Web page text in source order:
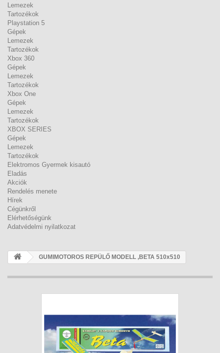
Lemezek
Tartozékok
Playstation 5
Gépek
Lemezek
Tartozékok
Xbox 360
Gépek
Lemezek
Tartozékok
Xbox One
Gépek
Lemezek
Tartozékok
XBOX SERIES
Gépek
Lemezek
Tartozékok
Elektromos Gyermek kisautó
Eladás
Akciók
Rendelés menete
Hírek
Cégünkről
Elérhetőségünk
Adatvédelmi nyilatkozat
GUMIMOTOROS REPÜLŐ MODELL ,BETA 510x510